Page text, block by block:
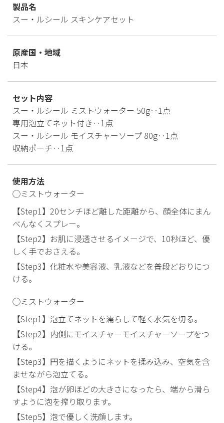
製品名
スー・ルシール スキンケアセット
原産国・地域
日本
セット内容
スー・ルシール ミストウォーター 50g‥1点
専用泡立てネット付き‥1点
スー・ルシール モイスチャーソープ 80g‥1点
収納ポーチ‥1点
使用方法
◯ミストウォーター
【Step1】20センチほど離した距離から、顔全体にまん
べんなくスプレー。
【Step2】お肌に浸透させるイメージで、10秒ほど、優
しく手でおさえる。
【Step3】化粧水や美容液、乳液などを普段どおりにつ
ける。
◯ミストウォーター
【Step1】泡立てネットを濡らして軽く水気を切る。
【Step2】内側にモイスチャーモイスチャーソープをつ
ける。
【Step3】円を描くようにネットを揉み込み、空気を含
ませながら泡立てる。
【Step4】泡が卵ほどの大きさになったら、端から滑ら
すように泡を搾り取ります。
【Step5】泡で優しく洗顔します。